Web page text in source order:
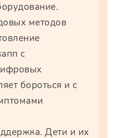
методов
с
бороться и с
Дети и их